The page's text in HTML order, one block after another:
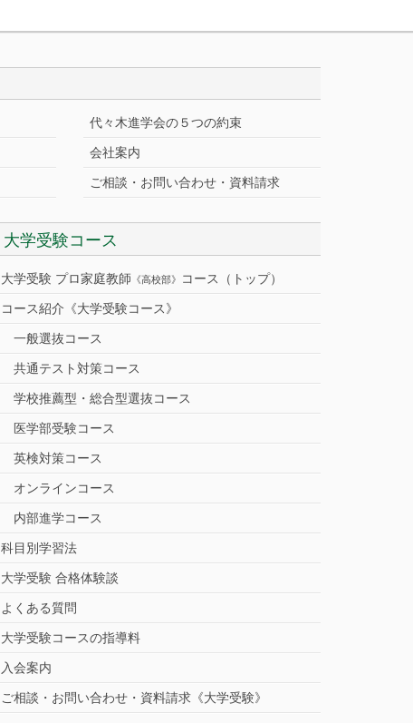
代々木進学会の５つの約束
会社案内
ご相談・お問い合わせ・資料請求
大学受験コース
大学受験 プロ家庭教師 《高校部》 コース（トップ）
コース紹介《大学受験コース》
一般選抜コース
共通テスト対策コース
学校推薦型・総合型選抜コース
医学部受験コース
英検対策コース
オンラインコース
内部進学コース
科目別学習法
大学受験 合格体験談
よくある質問
大学受験コースの指導料
入会案内
ご相談・お問い合わせ・資料請求《大学受験》